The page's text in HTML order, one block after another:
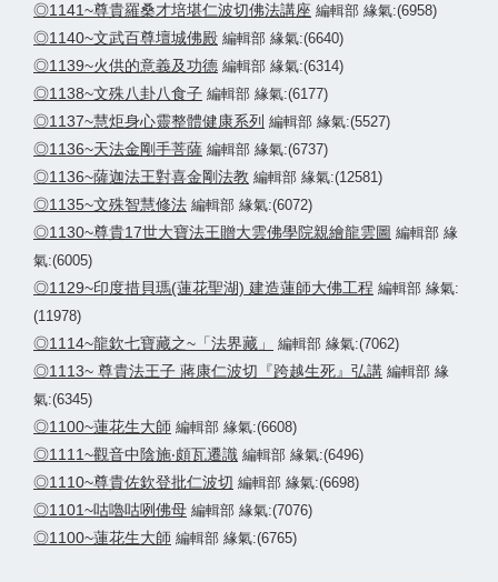
◎1141~尊貴羅桑才培堪仁波切佛法講座 編輯部 緣氣:(6958)
◎1140~文武百尊壇城佛殿 編輯部 緣氣:(6640)
◎1139~火供的意義及功德 編輯部 緣氣:(6314)
◎1138~文殊八卦八食子 編輯部 緣氣:(6177)
◎1137~慧炬身心靈整體健康系列 編輯部 緣氣:(5527)
◎1136~天法金剛手菩薩 編輯部 緣氣:(6737)
◎1136~薩迦法王對喜金剛法教 編輯部 緣氣:(12581)
◎1135~文殊智慧修法 編輯部 緣氣:(6072)
◎1130~尊貴17世大寶法王贈大雲佛學院親繪龍雲圖 編輯部 緣
氣:(6005)
◎1129~印度措貝瑪(蓮花聖湖) 建造蓮師大佛工程 編輯部 緣氣:
(11978)
◎1114~龍欽七寶藏之~「法界藏」 編輯部 緣氣:(7062)
◎1113~ 尊貴法王子 蔣康仁波切『跨越生死』弘講 編輯部 緣
氣:(6345)
◎1100~蓮花生大師 編輯部 緣氣:(6608)
◎1111~觀音中陰施‧頗瓦遷識 編輯部 緣氣:(6496)
◎1110~尊貴佐欽登批仁波切 編輯部 緣氣:(6698)
◎1101~咕嚕咕咧佛母 編輯部 緣氣:(7076)
◎1100~蓮花生大師 編輯部 緣氣:(6765)